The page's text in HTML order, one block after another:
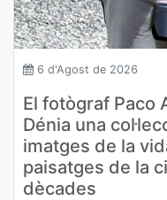
6 d'Agost de 2026
El fotògraf Paco
Dénia una
imatges de la
paisatges de la
dècades